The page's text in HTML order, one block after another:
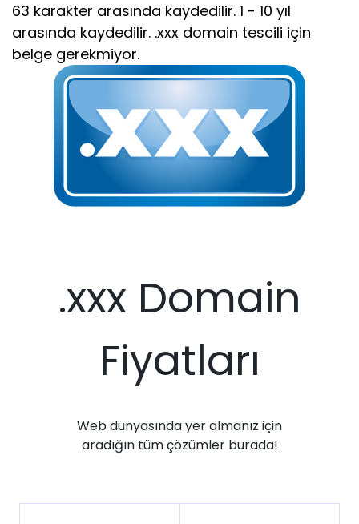
63 karakter arasında kaydedilir. 1 - 10 yıl
arasında kaydedilir. .xxx domain tescili için
belge gerekmiyor.
.xxx Domain
Fiyatları
Web dünyasında yer almanız için
aradığın tüm çözümler burada!